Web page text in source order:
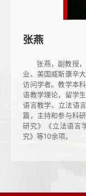
张燕
张燕，副教授
业、美国威斯康辛
访问学者。教学本
语教学理论，留学
语言教学、立法语
篇，主持和参与科
研究》《立法语言
究》等10余项。